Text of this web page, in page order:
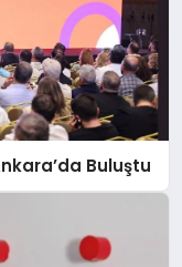
Buluştu